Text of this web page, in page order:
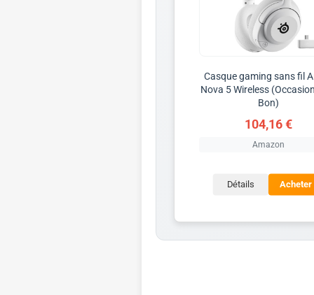
Casque gaming sans fil
Nova 5 Wireless
Bon)
104,16 €
Amazon
Détails Acheter